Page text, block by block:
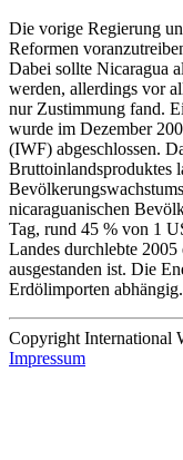
Die vorige Regierung
Reformen
Dabei sollte Nicaragua
werden, allerdings vor
nur Zustimmung fand.
wurde im Dezember
(IWF) abgeschlossen.
Bruttoinlandsproduktes
nicaraguanischen
Tag, rund 45 % von 1
Landes durchlebte
ausgestanden ist. Die
Erdölimporten abhängig.
Copyright International
Impressum